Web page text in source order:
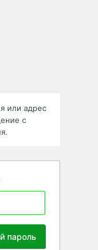
или адрес
с